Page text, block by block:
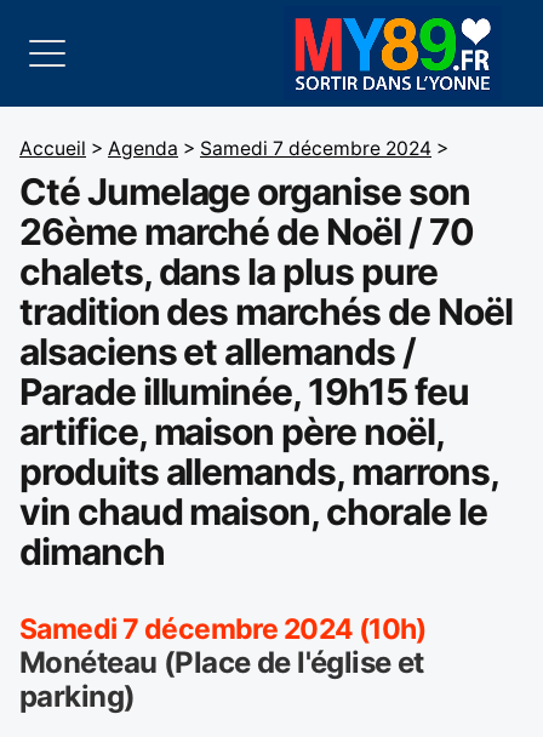
Accueil > Agenda > Samedi 7 décembre 2024 >
Cté Jumelage organise son
26ème marché de Noël / 70
chalets, dans la plus pure
tradition des marchés de Noël
alsaciens et allemands /
Parade illuminée, 19h15 feu
artifice, maison père noël,
produits allemands, marrons,
vin chaud maison, chorale le
dimanch
Samedi 7 décembre 2024 (10h)
Monéteau (Place de l'église et
parking)